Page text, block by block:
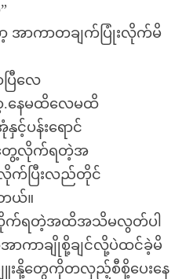
ာ့ အာကာတချက်ပြုံးလိုက်မိ
ပြီလေ
.နေမထိလေမထိ
နှင့်ပန်းရောင်
ကိုတွေ့လိုက်ရတဲ့အ
လိုက်ပြီးလည်တိုင်
ယ်။
ခံလိုက်ရတဲ့အထိအသိမလွတ်ပါ
ကာချိုစို့ချင်လို့ပဲထင်ခဲ့မိ
နို့တွေကိုတလှည့်စီစို့ပေးနေ